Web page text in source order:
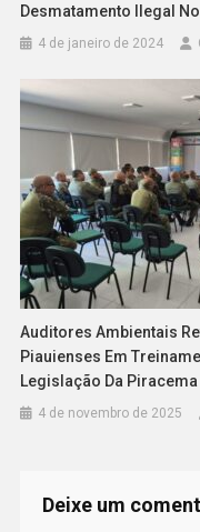
Desmatamento Ilegal
4 de janeiro de 2024
Auditores Ambientais
Piauienses Em
Legislação Da Piracema
4 de novembro de 2025
Deixe um